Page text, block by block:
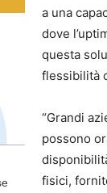
a una
dove
questa
flessibilità
“Grandi
possono
fisici,